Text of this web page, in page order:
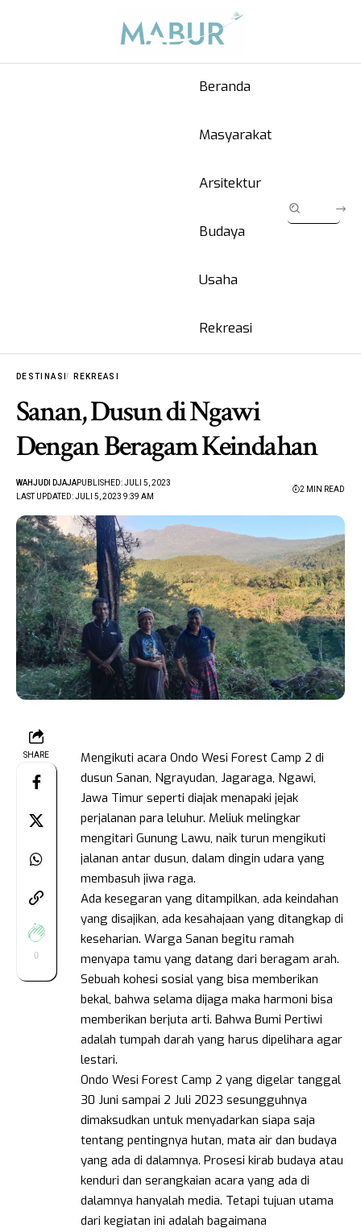
Beranda
Masyarakat
Arsitektur
Budaya
Usaha
Rekreasi
DESTINASI REKREASI
Sanan, Dusun di Ngawi
Dengan Beragam Keindahan
LAST UPDATED: JULI 5, 2023 9:39 AM
WAHJUDI DJAJAPUBLISHED: JULI 5, 2023
2 MIN READ
SHARE
0
Mengikuti acara Ondo Wesi Forest Camp 2 di
dusun Sanan, Ngrayudan, Jagaraga, Ngawi,
Jawa Timur seperti diajak menapaki jejak
perjalanan para leluhur. Meliuk melingkar
mengitari Gunung Lawu, naik turun mengikuti
jalanan antar dusun, dalam dingin udara yang
membasuh jiwa raga.
Ada kesegaran yang ditampilkan, ada keindahan
yang disajikan, ada kesahajaan yang ditangkap di
keseharian. Warga Sanan begitu ramah
menyapa tamu yang datang dari beragam arah.
Sebuah kohesi sosial yang bisa memberikan
bekal, bahwa selama dijaga maka harmoni bisa
memberikan berjuta arti. Bahwa Bumi Pertiwi
adalah tumpah darah yang harus dipelihara agar
lestari.
Ondo Wesi Forest Camp 2 yang digelar tanggal
30 Juni sampai 2 Juli 2023 sesungguhnya
dimaksudkan untuk menyadarkan siapa saja
tentang pentingnya hutan, mata air dan budaya
yang ada di dalamnya. Prosesi kirab budaya atau
kenduri dan serangkaian acara yang ada di
dalamnya hanyalah media. Tetapi tujuan utama
dari kegiatan ini adalah bagaimana